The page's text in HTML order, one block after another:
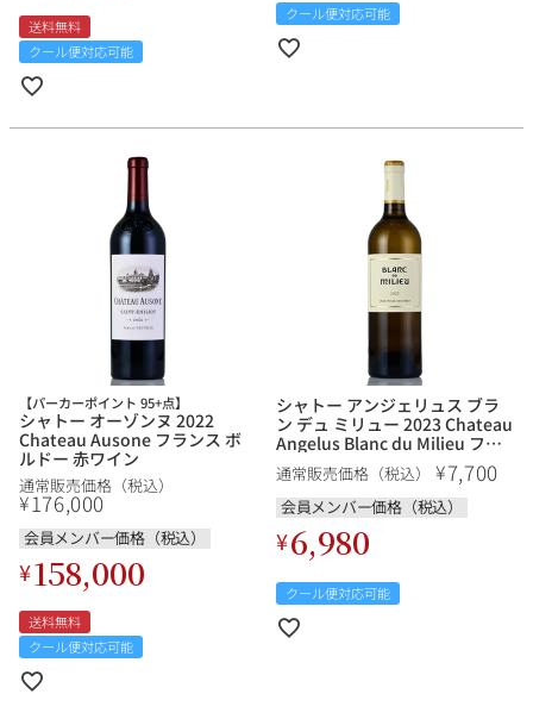
送料無料
クール便対応可能
クール便対応可能
【パーカーポイント 95+点】
シャトー オーゾンヌ 2022
Chateau Ausone フランス ボ
ルドー 赤ワイン
通常販売価格（税込）
¥176,000
会員メンバー価格（税込）
¥158,000
送料無料
クール便対応可能
シャトー アンジェリュス ブラ
ン デュ ミリュー 2023 Chateau
Angelus Blanc du Milieu フラ
ンス ボルドー 白ワイン
通常販売価格（税込） ¥7,700
会員メンバー価格（税込）
¥6,980
クール便対応可能